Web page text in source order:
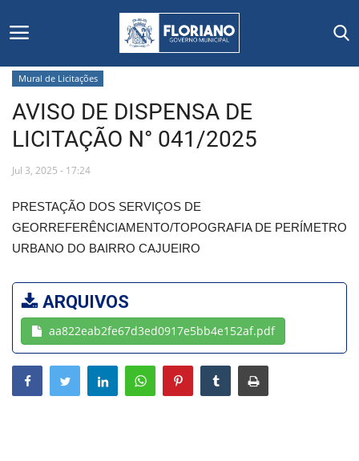
Início
Editais
Secretarias e Órgãos
Notícias
Vídeos
Webmail
Mural de Licitações
AVISO DE DISPENSA DE
LICITAÇÃO N° 041/2025
Jul 3, 2025 - 17:24
PRESTAÇÃO DOS SERVIÇOS DE
GEORREFERÊNCIAMENTO/TOPOGRAFIA DE PERÍMETRO
URBANO DO BAIRRO CAJUEIRO
ARQUIVOS
aa822eab2fe67d3ed0917e5bb4e152af.pdf